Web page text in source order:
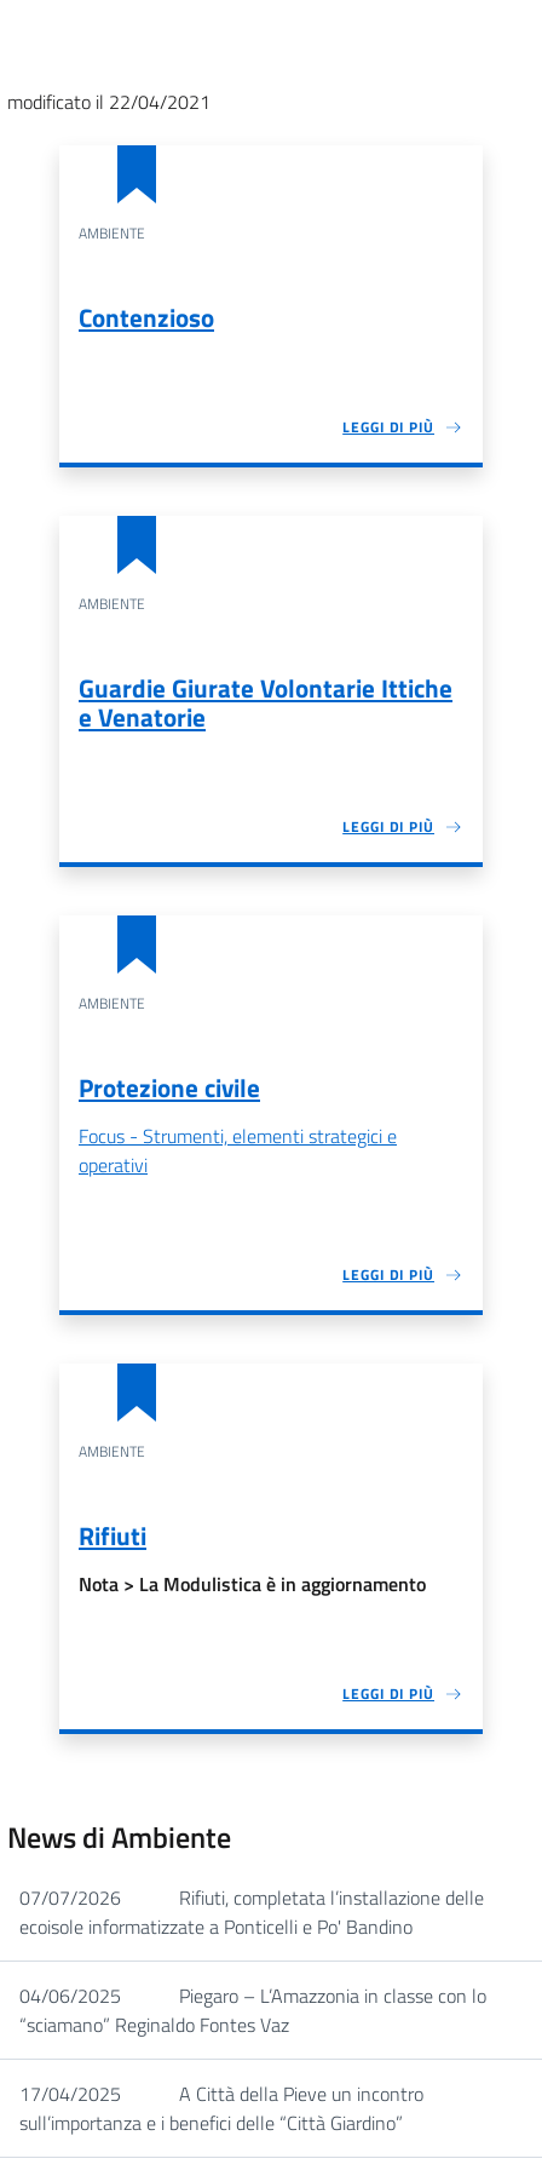
modificato il 22/04/2021
AMBIENTE
Contenzioso
LEGGI DI PIÙ
AMBIENTE
Guardie Giurate Volontarie Ittiche
e Venatorie
LEGGI DI PIÙ
AMBIENTE
Protezione civile
Focus - Strumenti, elementi strategici e
operativi
LEGGI DI PIÙ
AMBIENTE
Rifiuti
Nota > La Modulistica è in aggiornamento
LEGGI DI PIÙ
News di Ambiente
07/07/2026
Rifiuti, completata l’installazione delle
ecoisole informatizzate a Ponticelli e Po' Bandino
04/06/2025
Piegaro – L’Amazzonia in classe con lo
“sciamano” Reginaldo Fontes Vaz
17/04/2025
A Città della Pieve un incontro
sull’importanza e i benefici delle “Città Giardino”